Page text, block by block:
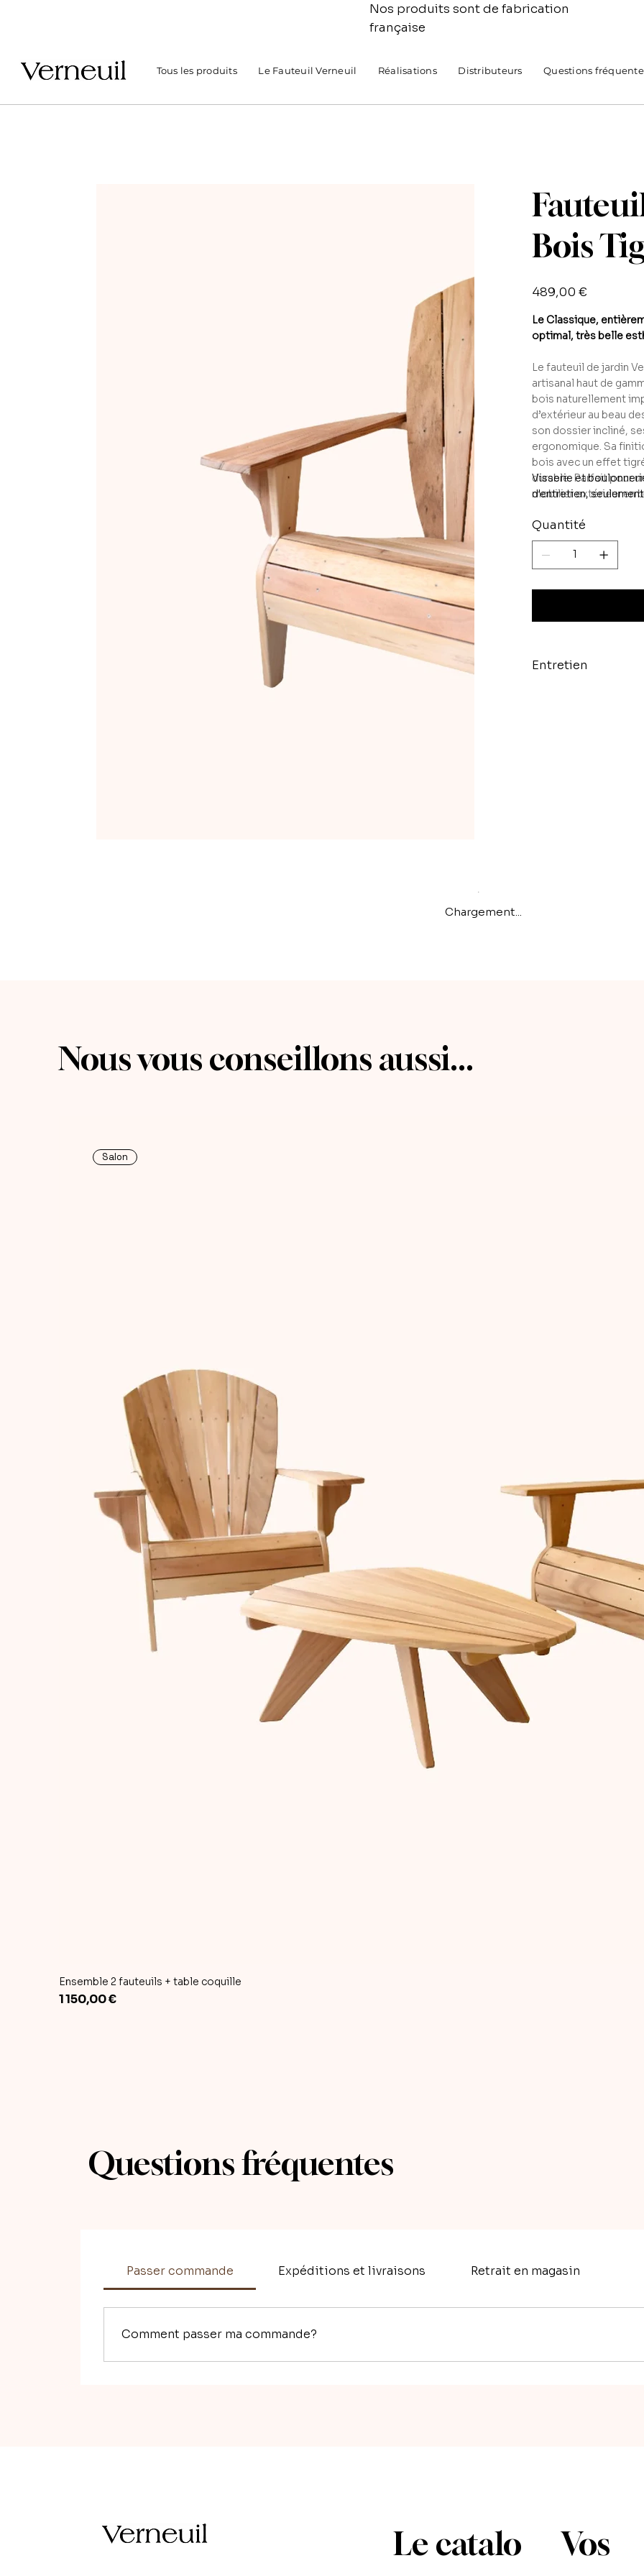
Nos produits sont de fabrication
française
Tous les produits Le Fauteuil Verneuil Réalisations Distributeurs Questions
Bois
Prix
489,00 €
Le Classique,
optimal, très belle
Le fauteuil de jardin
artisanal haut de
bois naturellement
d’extérieur au beau
son dossier incliné,
ergonomique. Sa
bois avec un effet
durable. Parfait pour
mobilier extérieur en
pour aménager vos
Visserie et
d'entretien,
Quantité
Entretien
Chargement...
Nous vous conseillons aussi...
Salon
Ensemble 2 fauteuils + table coquille
Prix
1 150,00 €
Questions fréquentes
Passer commande Expéditions et livraisons Retrait en magasin
Comment passer ma commande?
Le catalo
Vos